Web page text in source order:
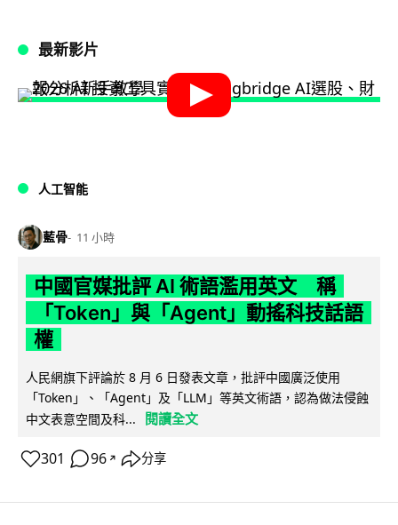
最新影片
人工智能
藍骨 11 小時
中國官媒批評 AI 術語濫用英文 稱
「Token」與「Agent」動搖科技話語
權
人民網旗下評論於 8 月 6 日發表文章，批評中國廣泛使用
「Token」、「Agent」及「LLM」等英文術語，認為做法侵蝕
中文表意空間及科...
閱讀全文
301 96 ↗ 分享